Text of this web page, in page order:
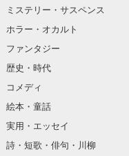
ミステリー・サスペンス
ホラー・オカルト
ファンタジー
歴史・時代
コメディ
絵本・童話
実用・エッセイ
詩・短歌・俳句・川柳